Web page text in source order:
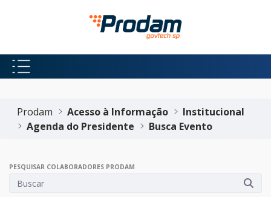
Pular para o Conteúdo principal
Prodam
Acesso à Informação
Institucional
Agenda do Presidente
Busca Evento
PESQUISAR COLABORADORES PRODAM